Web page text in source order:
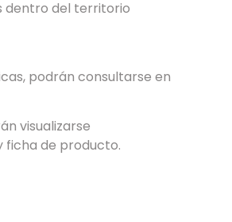
dentro del territorio
podrán consultarse en
visualizarse
ficha de producto.